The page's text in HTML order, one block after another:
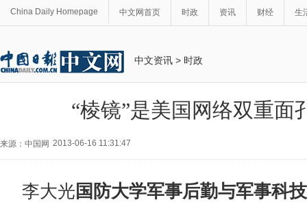
China Daily Homepage 中文网首页 时政 资讯 财经 生
中文资讯 > 时政
“棱镜”是美国网络双重面
来源：中国网 2013-06-16 11:31:47
李大光 国防大学军事后勤与军事科